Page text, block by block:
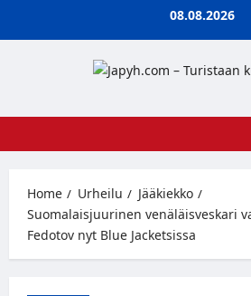
08.08.2026
Home Urheilu
Jääkiekko
Suomalaisjuurinen venäläisveskari
Fedotov nyt Blue Jacketsissa